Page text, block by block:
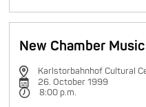
New Chamber
Karlstorbahnhof Cultural
26. October 1999
8:00 p.m.